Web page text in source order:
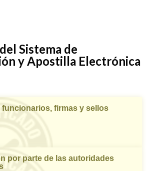
Sistema de
y Apostilla Electrónica
funcionarios, firmas y sellos
por parte de las autoridades